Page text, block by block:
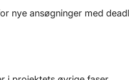
nye ansøgninger med